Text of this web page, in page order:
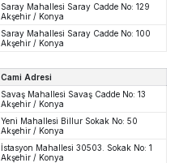
Saray Mahallesi Saray Cadde No: 129
Akşehir / Konya
Saray Mahallesi Saray Cadde No: 100
Akşehir / Konya
Cami Adresi
Savaş Mahallesi Savaş Cadde No: 13
Akşehir / Konya
Yeni Mahallesi Billur Sokak No: 50
Akşehir / Konya
İstasyon Mahallesi 30503. Sokak No: 1
Akşehir / Konya